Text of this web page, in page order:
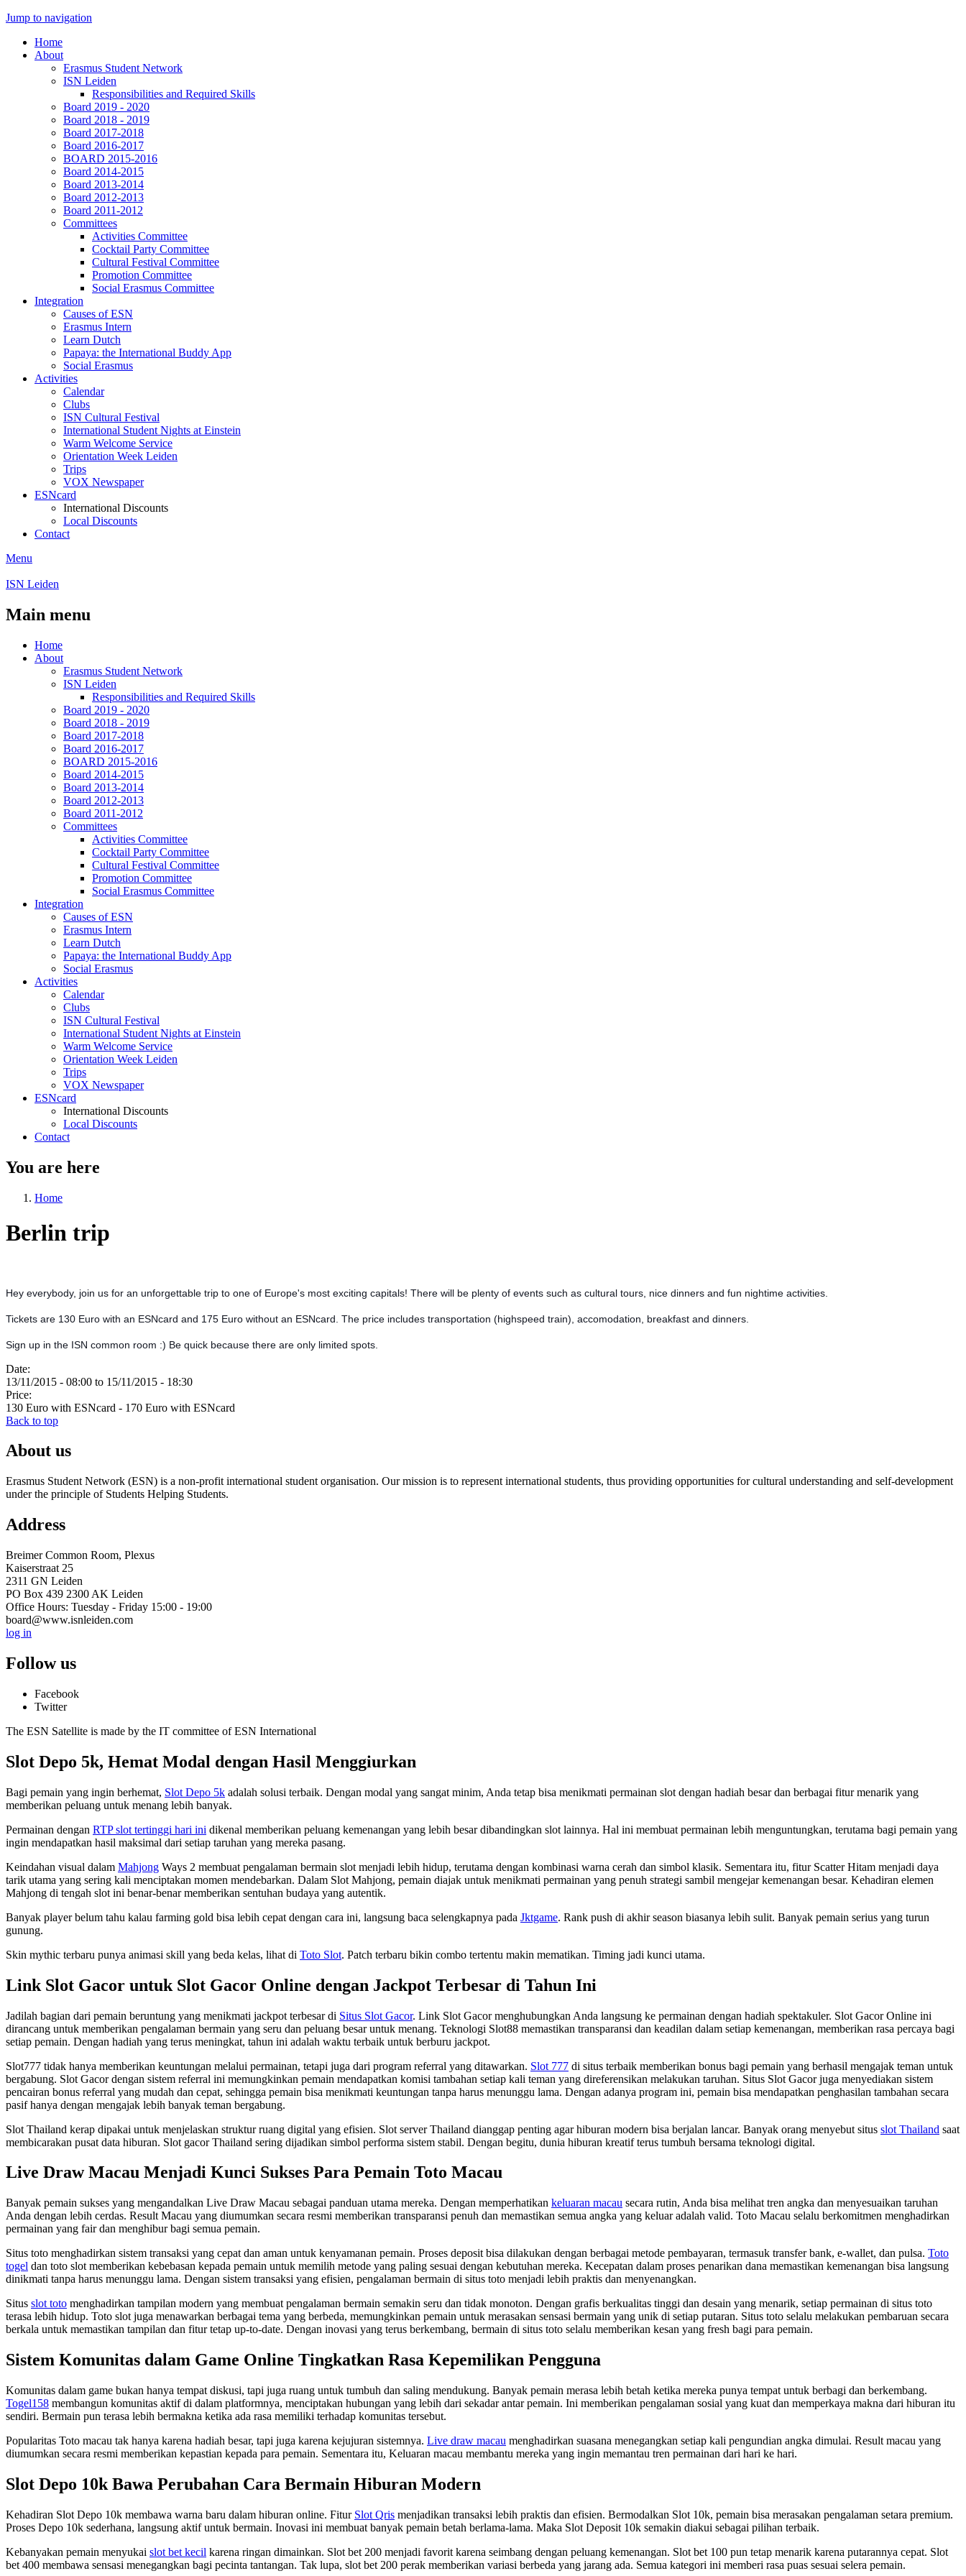
Jump to navigation
Home
About
Erasmus Student Network
ISN Leiden
Responsibilities and Required Skills
Board 2019 - 2020
Board 2018 - 2019
Board 2017-2018
Board 2016-2017
BOARD 2015-2016
Board 2014-2015
Board 2013-2014
Board 2012-2013
Board 2011-2012
Committees
Activities Committee
Cocktail Party Committee
Cultural Festival Committee
Promotion Committee
Social Erasmus Committee
Integration
Causes of ESN
Erasmus Intern
Learn Dutch
Papaya: the International Buddy App
Social Erasmus
Activities
Calendar
Clubs
ISN Cultural Festival
International Student Nights at Einstein
Warm Welcome Service
Orientation Week Leiden
Trips
VOX Newspaper
ESNcard
International Discounts
Local Discounts
Contact
Menu
ISN Leiden
Main menu
Home
About
Erasmus Student Network
ISN Leiden
Responsibilities and Required Skills
Board 2019 - 2020
Board 2018 - 2019
Board 2017-2018
Board 2016-2017
BOARD 2015-2016
Board 2014-2015
Board 2013-2014
Board 2012-2013
Board 2011-2012
Committees
Activities Committee
Cocktail Party Committee
Cultural Festival Committee
Promotion Committee
Social Erasmus Committee
Integration
Causes of ESN
Erasmus Intern
Learn Dutch
Papaya: the International Buddy App
Social Erasmus
Activities
Calendar
Clubs
ISN Cultural Festival
International Student Nights at Einstein
Warm Welcome Service
Orientation Week Leiden
Trips
VOX Newspaper
ESNcard
International Discounts
Local Discounts
Contact
You are here
Home
Berlin trip
Hey everybody, join us for an unforgettable trip to one of Europe's most exciting capitals! There will be plenty of events such as cultural tours, nice dinners and fun nightime activities.
Tickets are 130 Euro with an ESNcard and 175 Euro without an ESNcard. The price includes transportation (highspeed train), accomodation, breakfast and dinners.
Sign up in the ISN common room :) Be quick because there are only limited spots.
Date:
13/11/2015 - 08:00 to 15/11/2015 - 18:30
Price:
130 Euro with ESNcard - 170 Euro with ESNcard
Back to top
About us
Erasmus Student Network (ESN) is a non-profit international student organisation. Our mission is to represent international students, thus providing opportunities for cultural understanding and self-development
under the principle of Students Helping Students.
Address
Breimer Common Room, Plexus
Kaiserstraat 25
2311 GN Leiden
PO Box 439 2300 AK Leiden
Office Hours: Tuesday - Friday 15:00 - 19:00
board@www.isnleiden.com
log in
Follow us
Facebook
Twitter
The ESN Satellite is made by the IT committee of ESN International
Slot Depo 5k, Hemat Modal dengan Hasil Menggiurkan
Bagi pemain yang ingin berhemat, Slot Depo 5k adalah solusi terbaik. Dengan modal yang sangat minim, Anda tetap bisa menikmati permainan slot dengan hadiah besar dan berbagai fitur menarik yang
memberikan peluang untuk menang lebih banyak.
Permainan dengan RTP slot tertinggi hari ini dikenal memberikan peluang kemenangan yang lebih besar dibandingkan slot lainnya. Hal ini membuat permainan lebih menguntungkan, terutama bagi pemain yang
ingin mendapatkan hasil maksimal dari setiap taruhan yang mereka pasang.
Keindahan visual dalam Mahjong Ways 2 membuat pengalaman bermain slot menjadi lebih hidup, terutama dengan kombinasi warna cerah dan simbol klasik. Sementara itu, fitur Scatter Hitam menjadi daya
tarik utama yang sering kali menciptakan momen mendebarkan. Dalam Slot Mahjong, pemain diajak untuk menikmati permainan yang penuh strategi sambil mengejar kemenangan besar. Kehadiran elemen
Mahjong di tengah slot ini benar-benar memberikan sentuhan budaya yang autentik.
Banyak player belum tahu kalau farming gold bisa lebih cepat dengan cara ini, langsung baca selengkapnya pada Jktgame. Rank push di akhir season biasanya lebih sulit. Banyak pemain serius yang turun
gunung.
Skin mythic terbaru punya animasi skill yang beda kelas, lihat di Toto Slot. Patch terbaru bikin combo tertentu makin mematikan. Timing jadi kunci utama.
Link Slot Gacor untuk Slot Gacor Online dengan Jackpot Terbesar di Tahun Ini
Jadilah bagian dari pemain beruntung yang menikmati jackpot terbesar di Situs Slot Gacor. Link Slot Gacor menghubungkan Anda langsung ke permainan dengan hadiah spektakuler. Slot Gacor Online ini
dirancang untuk memberikan pengalaman bermain yang seru dan peluang besar untuk menang. Teknologi Slot88 memastikan transparansi dan keadilan dalam setiap kemenangan, memberikan rasa percaya bagi
setiap pemain. Dengan hadiah yang terus meningkat, tahun ini adalah waktu terbaik untuk berburu jackpot.
Slot777 tidak hanya memberikan keuntungan melalui permainan, tetapi juga dari program referral yang ditawarkan. Slot 777 di situs terbaik memberikan bonus bagi pemain yang berhasil mengajak teman untuk
bergabung. Slot Gacor dengan sistem referral ini memungkinkan pemain mendapatkan komisi tambahan setiap kali teman yang direferensikan melakukan taruhan. Situs Slot Gacor juga menyediakan sistem
pencairan bonus referral yang mudah dan cepat, sehingga pemain bisa menikmati keuntungan tanpa harus menunggu lama. Dengan adanya program ini, pemain bisa mendapatkan penghasilan tambahan secara
pasif hanya dengan mengajak lebih banyak teman bergabung.
Slot Thailand kerap dipakai untuk menjelaskan struktur ruang digital yang efisien. Slot server Thailand dianggap penting agar hiburan modern bisa berjalan lancar. Banyak orang menyebut situs slot Thailand saat
membicarakan pusat data hiburan. Slot gacor Thailand sering dijadikan simbol performa sistem stabil. Dengan begitu, dunia hiburan kreatif terus tumbuh bersama teknologi digital.
Live Draw Macau Menjadi Kunci Sukses Para Pemain Toto Macau
Banyak pemain sukses yang mengandalkan Live Draw Macau sebagai panduan utama mereka. Dengan memperhatikan keluaran macau secara rutin, Anda bisa melihat tren angka dan menyesuaikan taruhan
Anda dengan lebih cerdas. Result Macau yang diumumkan secara resmi memberikan transparansi penuh dan memastikan semua angka yang keluar adalah valid. Toto Macau selalu berkomitmen menghadirkan
permainan yang fair dan menghibur bagi semua pemain.
Situs toto menghadirkan sistem transaksi yang cepat dan aman untuk kenyamanan pemain. Proses deposit bisa dilakukan dengan berbagai metode pembayaran, termasuk transfer bank, e-wallet, dan pulsa. Toto
togel dan toto slot memberikan kebebasan kepada pemain untuk memilih metode yang paling sesuai dengan kebutuhan mereka. Kecepatan dalam proses penarikan dana memastikan kemenangan bisa langsung
dinikmati tanpa harus menunggu lama. Dengan sistem transaksi yang efisien, pengalaman bermain di situs toto menjadi lebih praktis dan menyenangkan.
Situs slot toto menghadirkan tampilan modern yang membuat pengalaman bermain semakin seru dan tidak monoton. Dengan grafis berkualitas tinggi dan desain yang menarik, setiap permainan di situs toto
terasa lebih hidup. Toto slot juga menawarkan berbagai tema yang berbeda, memungkinkan pemain untuk merasakan sensasi bermain yang unik di setiap putaran. Situs toto selalu melakukan pembaruan secara
berkala untuk memastikan tampilan dan fitur tetap up-to-date. Dengan inovasi yang terus berkembang, bermain di situs toto selalu memberikan kesan yang fresh bagi para pemain.
Sistem Komunitas dalam Game Online Tingkatkan Rasa Kepemilikan Pengguna
Komunitas dalam game bukan hanya tempat diskusi, tapi juga ruang untuk tumbuh dan saling mendukung. Banyak pemain merasa lebih betah ketika mereka punya tempat untuk berbagi dan berkembang.
Togel158 membangun komunitas aktif di dalam platformnya, menciptakan hubungan yang lebih dari sekadar antar pemain. Ini memberikan pengalaman sosial yang kuat dan memperkaya makna dari hiburan itu
sendiri. Bermain pun terasa lebih bermakna ketika ada rasa memiliki terhadap komunitas tersebut.
Popularitas Toto macau tak hanya karena hadiah besar, tapi juga karena kejujuran sistemnya. Live draw macau menghadirkan suasana menegangkan setiap kali pengundian angka dimulai. Result macau yang
diumumkan secara resmi memberikan kepastian kepada para pemain. Sementara itu, Keluaran macau membantu mereka yang ingin memantau tren permainan dari hari ke hari.
Slot Depo 10k Bawa Perubahan Cara Bermain Hiburan Modern
Kehadiran Slot Depo 10k membawa warna baru dalam hiburan online. Fitur Slot Qris menjadikan transaksi lebih praktis dan efisien. Bermodalkan Slot 10k, pemain bisa merasakan pengalaman setara premium.
Proses Depo 10k sederhana, langsung aktif untuk bermain. Inovasi ini membuat banyak pemain betah berlama-lama. Maka Slot Deposit 10k semakin diakui sebagai pilihan terbaik.
Kebanyakan pemain menyukai slot bet kecil karena ringan dimainkan. Slot bet 200 menjadi favorit karena seimbang dengan peluang kemenangan. Slot bet 100 pun tetap menarik karena putarannya cepat. Slot
bet 400 membawa sensasi menegangkan bagi pecinta tantangan. Tak lupa, slot bet 200 perak memberikan variasi berbeda yang jarang ada. Semua kategori ini memberi rasa puas sesuai selera pemain.